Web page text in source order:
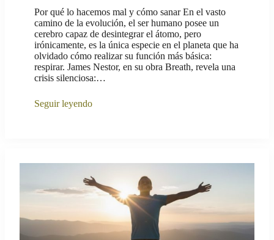
Por qué lo hacemos mal y cómo sanar En el vasto
camino de la evolución, el ser humano posee un
cerebro capaz de desintegrar el átomo, pero
irónicamente, es la única especie en el planeta que ha
olvidado cómo realizar su función más básica:
respirar. James Nestor, en su obra Breath, revela una
crisis silenciosa:…
Seguir leyendo